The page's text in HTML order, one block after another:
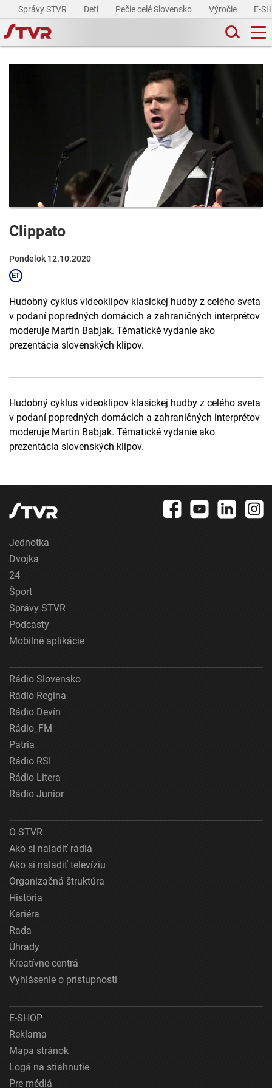
Správy STVR Deti Pečie celé Slovensko Výročie E-
Clippato
Pondelok 12.10.2020
Hudobný cyklus videoklipov klasickej hudby z celého sveta
v podaní popredných domácich a zahraničných interprétov
moderuje Martin Babjak. Tématické vydanie ako
prezentácia slovenských klipov.
Hudobný cyklus videoklipov klasickej hudby z celého sveta
v podaní popredných domácich a zahraničných interprétov
moderuje Martin Babjak. Tématické vydanie ako
prezentácia slovenských klipov.
Jednotka
Dvojka
24
Šport
Správy STVR
Podcasty
Mobilné aplikácie
Rádio Slovensko
Rádio Regina
Rádio Devín
Rádio_FM
Patria
Rádio RSI
Rádio Litera
Rádio Junior
O STVR
Ako si naladiť rádiá
Ako si naladiť televíziu
Organizačná štruktúra
História
Kariéra
Rada
Úhrady
Kreatívne centrá
Vyhlásenie o prístupnosti
E-SHOP
Reklama
Mapa stránok
Logá na stiahnutie
Pre médiá